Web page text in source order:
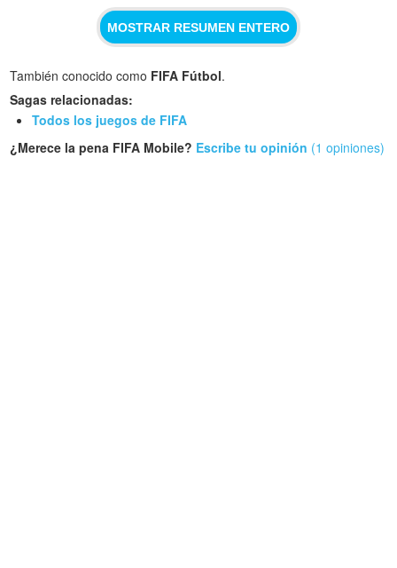
MOSTRAR RESUMEN ENTERO
También conocido como FIFA Fútbol.
Sagas relacionadas:
Todos los juegos de FIFA
¿Merece la pena FIFA Mobile? Escribe tu opinión (1 opiniones)